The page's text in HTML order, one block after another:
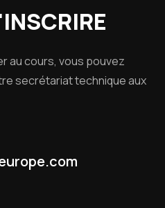
au cours, vous pouvez
secrétariat technique aux